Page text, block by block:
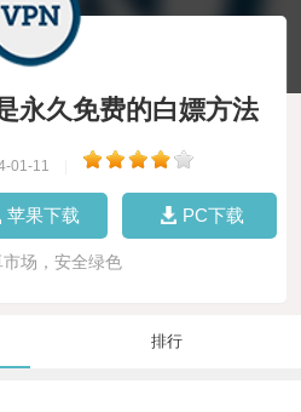
永久免费的白嫖方法
01-11
苹果下载 PC下载
市场，安全绿色
排行